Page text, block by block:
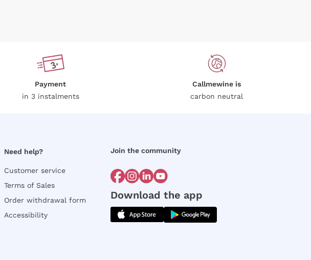
Payment
in 3 instalments
Callmewine is
carbon neutral
Need help?
Customer service
Terms of Sales
Order withdrawal form
Accessibility
Join the community
Download the app